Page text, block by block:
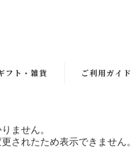
フト・雑貨 ご利用ガイド
お問合せ
ません。
されたため表示できません。